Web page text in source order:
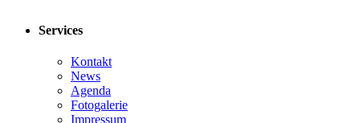
Services
Kontakt
News
Agenda
Fotogalerie
Impressum